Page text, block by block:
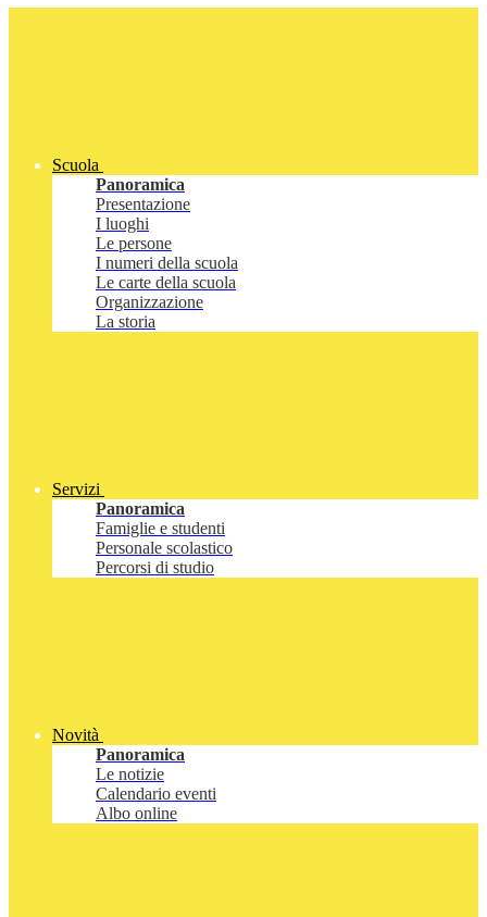
Scuola
Panoramica
Presentazione
I luoghi
Le persone
I numeri della scuola
Le carte della scuola
Organizzazione
La storia
Servizi
Panoramica
Famiglie e studenti
Personale scolastico
Percorsi di studio
Novità
Panoramica
Le notizie
Calendario eventi
Albo online